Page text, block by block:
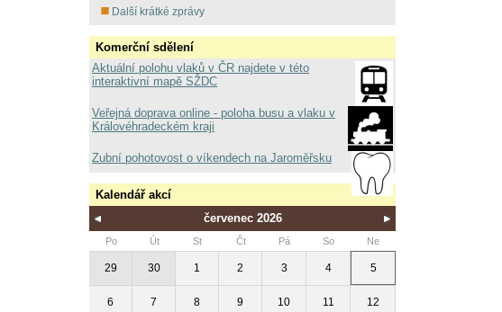
Další krátké zprávy
Komerční sdělení
Aktuální polohu vlaků v ČR najdete v této
interaktivní mapě SŽDC
Veřejná doprava online - poloha busu a vlaku v
Královéhradeckém kraji
Zubní pohotovost o víkendech na Jaroměřsku
Kalendář akcí
červenec 2026
Po Út St Čt Pá So Ne
29 30 1 2 3 4 5
6 7 8 9 10 11 12